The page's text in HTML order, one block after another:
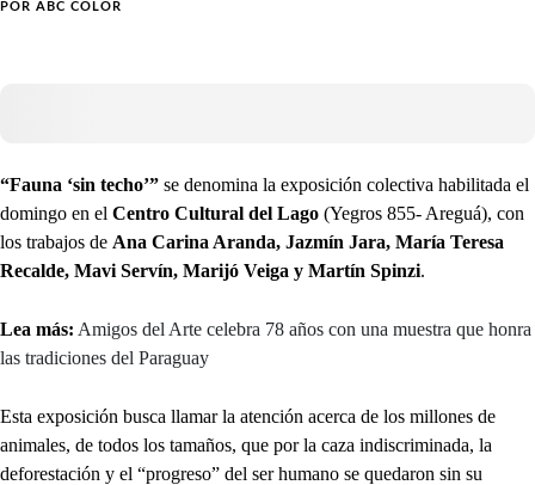
POR ABC COLOR
“Fauna ‘sin techo’” se denomina la exposición colectiva habilitada el
domingo en el Centro Cultural del Lago (Yegros 855- Areguá), con
los trabajos de Ana Carina Aranda, Jazmín Jara, María Teresa
Recalde, Mavi Servín, Marijó Veiga y Martín Spinzi.
Lea más: Amigos del Arte celebra 78 años con una muestra que honra
las tradiciones del Paraguay
Esta exposición busca llamar la atención acerca de los millones de
animales, de todos los tamaños, que por la caza indiscriminada, la
deforestación y el “progreso” del ser humano se quedaron sin su